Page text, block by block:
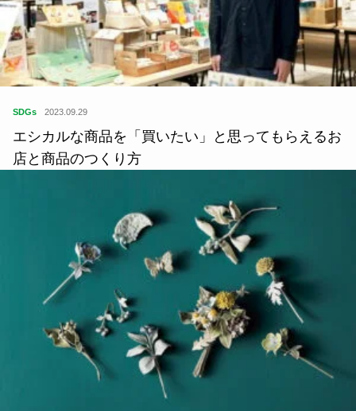
SDGs 2023.09.29
エシカルな商品を「買いたい」と思ってもらえるお
店と商品のつくり方